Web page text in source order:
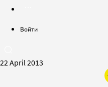
Войти
22 April 2013